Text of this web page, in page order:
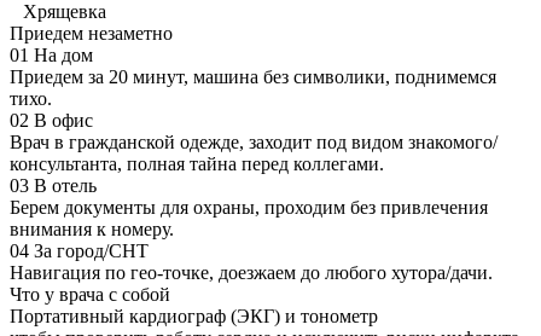
Хрящевка
Приедем незаметно
01 На дом
Приедем за 20 минут, машина без символики, поднимемся
тихо.
02 В офис
Врач в гражданской одежде, заходит под видом знакомого/
консультанта, полная тайна перед коллегами.
03 В отель
Берем документы для охраны, проходим без привлечения
внимания к номеру.
04 За город/СНТ
Навигация по гео-точке, доезжаем до любого хутора/дачи.
Что у врача с собой
Портативный кардиограф (ЭКГ) и тонометр